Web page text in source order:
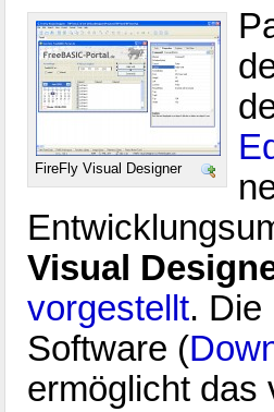
FireFly Visual Designer
Visual
vorgestellt. Die
Software (
ermöglicht das